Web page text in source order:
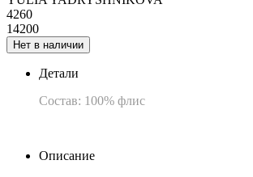
4260
14200
Нет в наличии
Детали
Состав: 100% флис
Описание